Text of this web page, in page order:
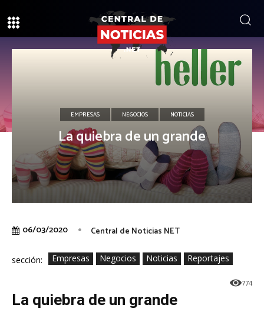
EMPRESAS NEGOCIOS NOTICIAS
La quiebra de un grande
06/03/2020 Central de Noticias NET
sección: Empresas Negocios Noticias Reportajes
774
La quiebra de un grande